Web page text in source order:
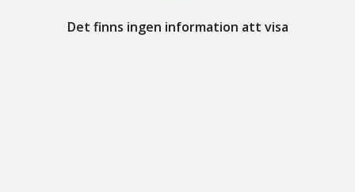
Det finns ingen information att visa